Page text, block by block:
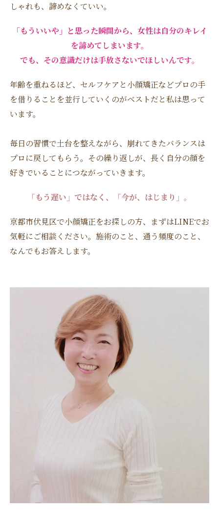
しゃれも、諦めなくていい。
「もういいや」と思った瞬間から、女性は自分のキレイ
を諦めてしまいます。
でも、その意識だけは手放さないでほしいんです。
年齢を重ねるほど、セルフケアと小顔矯正などプロの手
を借りることを並行していくのがベストだと私は思って
います。
毎日の習慣で土台を整えながら、崩れてきたバランスは
プロに戻してもらう。その繰り返しが、長く自分の顔を
好きでいることにつながっていきます。
「もう遅い」ではなく、「今が、はじまり」。
京都市伏見区で小顔矯正をお探しの方、まずはLINEでお
気軽にご相談ください。施術のこと、通う頻度のこと、
なんでもお答えします。